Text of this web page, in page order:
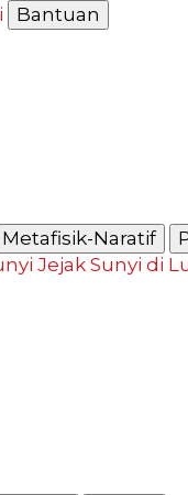
Bantuan
Metafisik-Naratif
Jejak Sunyi di